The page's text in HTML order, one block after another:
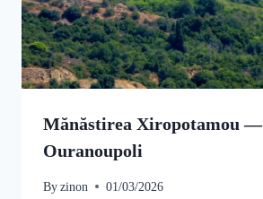
Mănăstirea Xiropotamou —
Ouranoupoli
Byzinon 01/03/2026